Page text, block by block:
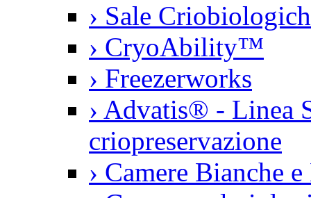
› Sale
› CryoAbility™
› Freezerworks
› Advatis® - Linea
criopreservazione
› Camere Bianche